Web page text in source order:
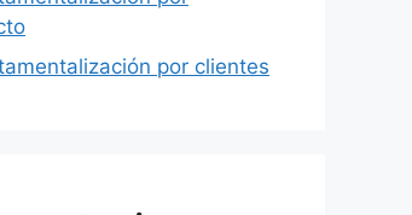
por clientes